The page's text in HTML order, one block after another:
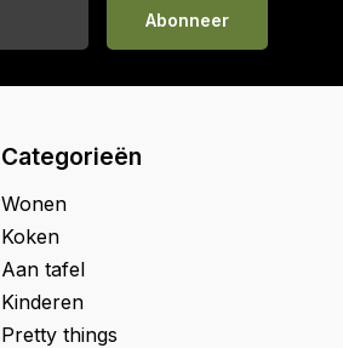
Abonneer
Categorieën
Wonen
Koken
Aan tafel
Kinderen
Pretty things